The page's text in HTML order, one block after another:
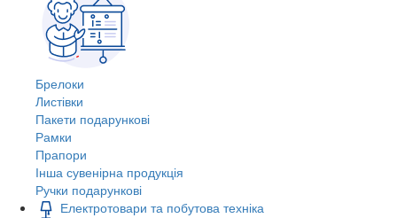
Брелоки
Листівки
Пакети подарункові
Рамки
Прапори
Інша сувенірна продукція
Ручки подарункові
Електротовари та побутова техніка